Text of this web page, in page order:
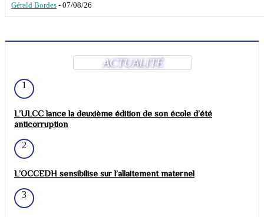
Gérald Bordes - 07/08/26
ACTUALITÉ
1
L’ULCC lance la deuxième édition de son école d’été
anticorruption
2
L’OCCEDH sensibilise sur l’allaitement maternel
3